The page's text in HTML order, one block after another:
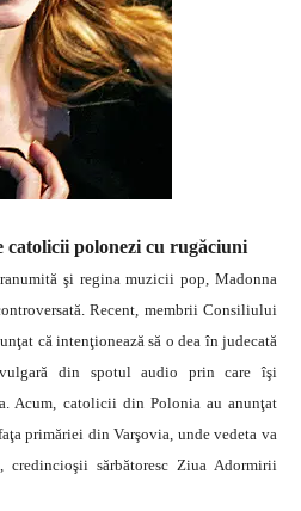
catolicii polonezi cu rugăciuni
şi regina muzicii pop, Madonna
Recent, membrii Consiliului
că intenţionează să o dea în judecată
din spotul audio prin care îşi
Acum, catolicii din Polonia au anunţat
primăriei din Varşovia, unde vedeta va
credincioşii sărbătoresc Ziua Adormirii